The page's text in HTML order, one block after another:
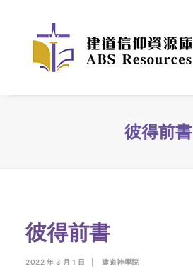
彼得前書
彼得前書
2022 年 3 月 1 日 建道神學院